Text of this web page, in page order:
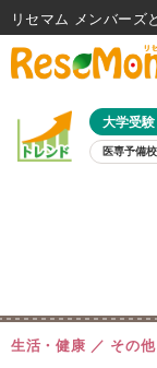
大学受
医専予備
生活・健康 その他
リセマム メンバーズ